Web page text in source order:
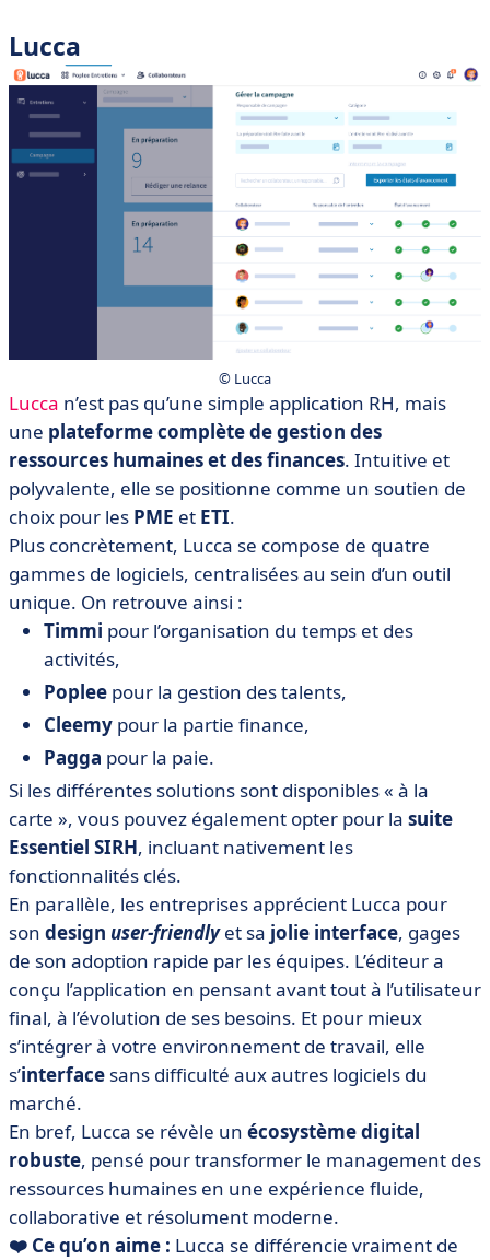
Lucca
© Lucca
Lucca n’est pas qu’une simple application RH, mais
une plateforme complète de gestion des
ressources humaines et des finances. Intuitive et
polyvalente, elle se positionne comme un soutien de
choix pour les PME et ETI.
Plus concrètement, Lucca se compose de quatre
gammes de logiciels, centralisées au sein d’un outil
unique. On retrouve ainsi :
Timmi pour l’organisation du temps et des
activités,
Poplee pour la gestion des talents,
Cleemy pour la partie finance,
Pagga pour la paie.
Si les différentes solutions sont disponibles « à la
carte », vous pouvez également opter pour la suite
Essentiel SIRH, incluant nativement les
fonctionnalités clés.
En parallèle, les entreprises apprécient Lucca pour
son design user-friendlyet sa jolie interface, gages
de son adoption rapide par les équipes. L’éditeur a
conçu l’application en pensant avant tout à l’utilisateur
final, à l’évolution de ses besoins. Et pour mieux
s’intégrer à votre environnement de travail, elle
s’interface sans difficulté aux autres logiciels du
marché.
En bref, Lucca se révèle un écosystème digital
robuste, pensé pour transformer le management des
ressources humaines en une expérience fluide,
collaborative et résolument moderne.
❤️ Ce qu’on aime : Lucca se différencie vraiment de